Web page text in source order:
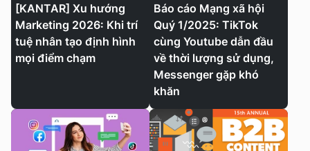
[KANTAR] Xu hướng
Marketing 2026: Khi trí
tuệ nhân tạo định hình
mọi điểm chạm
Báo cáo Mạng xã hội
Quý 1/2025: TikTok
cùng Youtube dẫn đầu
về thời lượng sử dụng,
Messenger gặp khó
khăn